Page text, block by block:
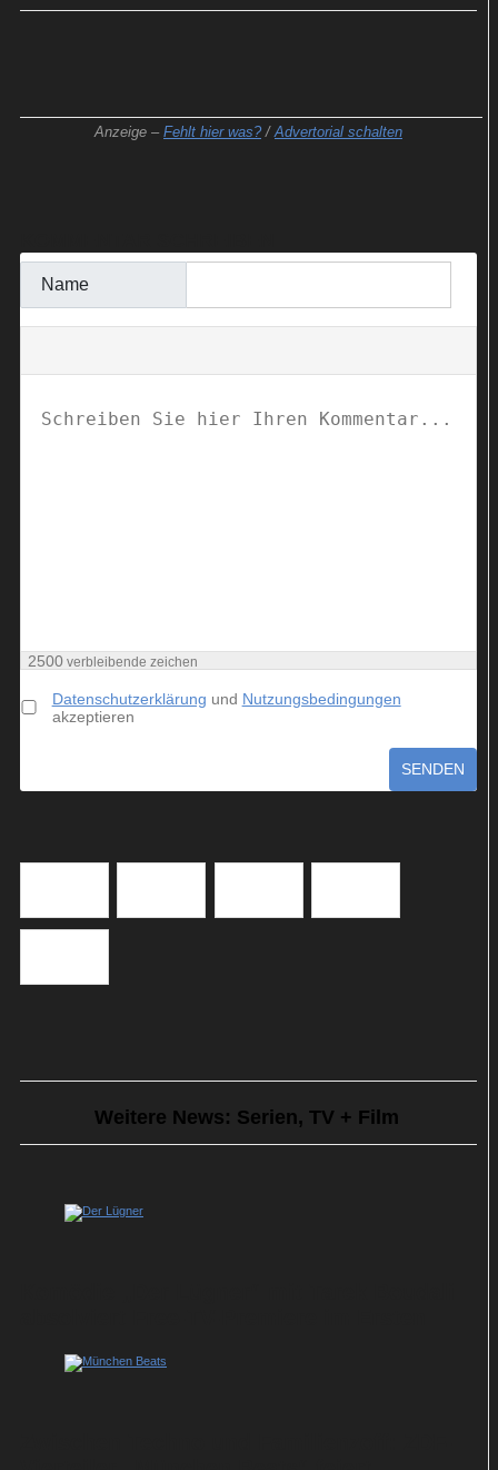
Anzeige – Fehlt hier was? /Advertorial schalten
Name
2500 verbleibende zeichen
Datenschutzerklärung und Nutzungsbedingungen
akzeptieren
SENDEN
Weitere News: Serien, TV + Film